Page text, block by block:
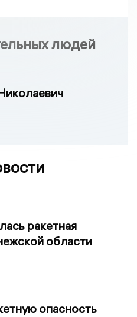
людей
ракетная
области
опасность